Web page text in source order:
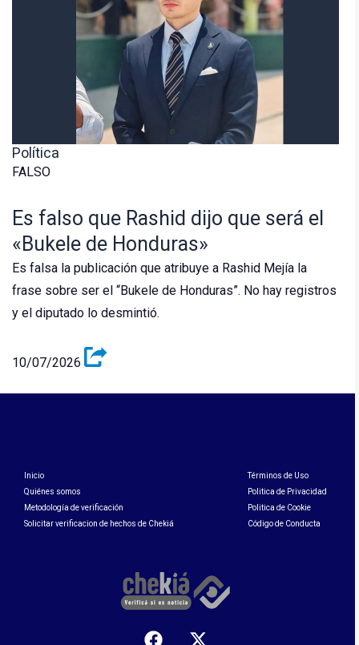
Política
FALSO
Es falso que Rashid dijo que será el
«Bukele de Honduras»
Es falsa la publicación que atribuye a Rashid Mejía la
frase sobre ser el “Bukele de Honduras”. No hay registros
y el diputado lo desmintió.
10/07/2026
Inicio
Quiénes somos
Metodología de verificación
Solicitar verificacion de hechos de Chekiá
Términos de Uso
Politica de Privacidad
Politica de Cookie
Código de Conducta